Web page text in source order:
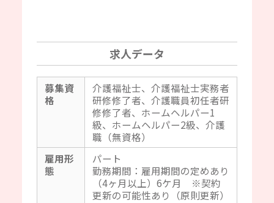
求人データ
募集資
格
介護福祉士、介護福祉士実務者
研修修了者、介護職員初任者研
修修了者、ホームヘルパー1
級、ホームヘルパー2級、介護
職（無資格）
雇用形
態
パート
勤務期間：雇用期間の定めあり
（4ヶ月以上）6ケ月 ※契約
更新の可能性あり（原則更新）